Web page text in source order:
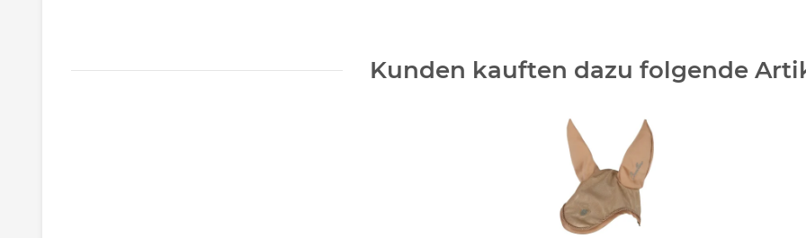
Kunden kauften dazu folgende